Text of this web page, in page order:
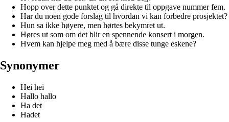
Hopp over dette punktet og gå direkte til oppgave nummer fem.
Har du noen gode forslag til hvordan vi kan forbedre prosjektet?
Hun sa ikke høyere, men hørtes bekymret ut.
Høres ut som om det blir en spennende konsert i morgen.
Hvem kan hjelpe meg med å bære disse tunge eskene?
Synonymer
Hei hei
Hallo hallo
Ha det
Hadet